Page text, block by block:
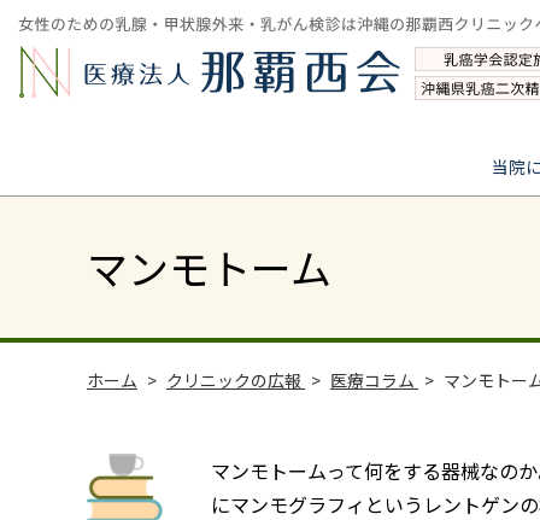
当院
マンモトーム
ホーム クリニックの広報 医療コラム マンモトー
マンモトームって何をする器械なの
にマンモグラフィというレントゲン